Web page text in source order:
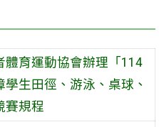
體育運動協會辦理「114
生田徑、游泳、桌球、
賽規程